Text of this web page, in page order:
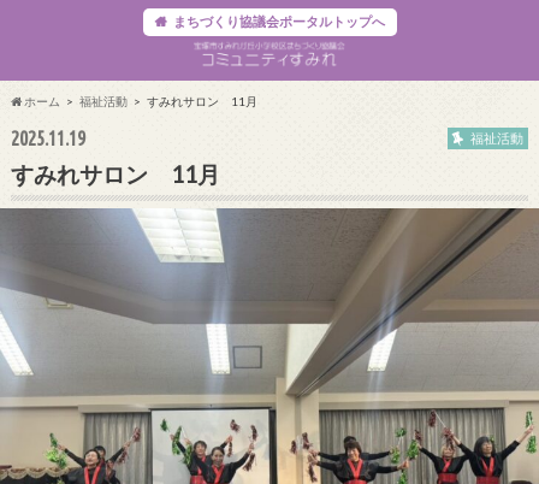
まちづくり協議会ポータルトップへ
ホーム 福祉活動 すみれサロン 11月
2025.11.19 福祉活動
すみれサロン 11月